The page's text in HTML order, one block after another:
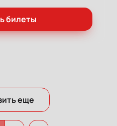
билеты
еще